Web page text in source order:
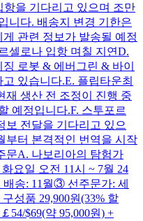
을 기다리고 있으며 조만
니다. 배송지 변경 기한은
관련 정보가 발송될 예정
셀로나 입항 며칠 지연D.
로봇 & 에버그린 & 바이
있습니다.E. 플립타운최
재 생산 전 조정이 진행 중
예정입니다.F. 스투포르
보 전달을 기다리고 있으
부터 본격적인 번역을 시작
문A. 나보리아의 탐험가
요일 오전 11시 ~ 7월 24
송: 11월③ 선주문가: 세
성품 29,900원(33% 할
54/$69(약 95,000원) +